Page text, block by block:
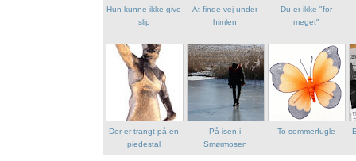
Hun kunne ikke give
slip
At finde vej under
himlen
Du er ikke "for
meget"
Der er trangt på en
piedestal
På isen i
Smørmosen
To sommerfugle